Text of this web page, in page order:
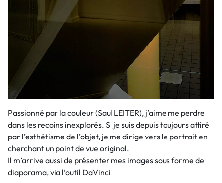
Passionné par la couleur (Saul LEITER), j’aime me perdre
dans les recoins inexplorés. Si je suis depuis toujours attiré
par l’esthétisme de l’objet, je me dirige vers le portrait en
cherchant un point de vue original.
Il m’arrive aussi de présenter mes images sous forme de
diaporama, via l’outil DaVinci